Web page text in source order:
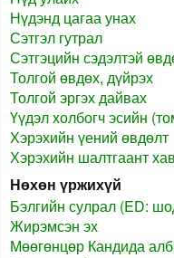
Нүдэнд цагаа унах
Сэтгэл гутрал
Сэтгэцийн сэдэлтэй
Толгой өвдөх, дүйрэх
Толгой эргэх дайвах
Үүдэл холбогч эсийн
Хэрэхийн үений өвдөлт
Хэрэхийн шалтгаант
Нөхөн үржихүй
Бэлгийн сулрал (ED:
Жирэмсэн эх
Мөөгөнцөр Кандида